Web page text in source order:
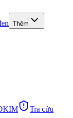
Thêm
Tra cứu